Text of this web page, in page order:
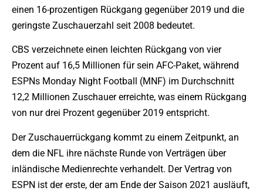
einen 16-prozentigen Rückgang gegenüber 2019 und die
geringste Zuschauerzahl seit 2008 bedeutet.
CBS verzeichnete einen leichten Rückgang von vier
Prozent auf 16,5 Millionen für sein AFC-Paket, während
ESPNs Monday Night Football (MNF) im Durchschnitt
12,2 Millionen Zuschauer erreichte, was einem Rückgang
von nur drei Prozent gegenüber 2019 entspricht.
Der Zuschauerrückgang kommt zu einem Zeitpunkt, an
dem die NFL ihre nächste Runde von Verträgen über
inländische Medienrechte verhandelt. Der Vertrag von
ESPN ist der erste, der am Ende der Saison 2021 ausläuft,